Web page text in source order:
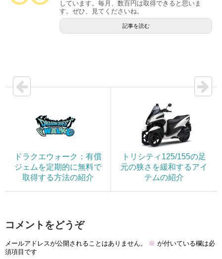
しています。毎月、数百円は取得できると思いま
す。ぜひ、見てくださいね。
記事を読む
ドラクエウォーク：有償
ジェムを定期的に無料で
取得する方法の紹介
トリシティ125/155の足
元の狭さを緩和するアイ
テムの紹介
コメントをどうぞ
メールアドレスが公開されることはありません。 ※ が付いている欄は必
須項目です